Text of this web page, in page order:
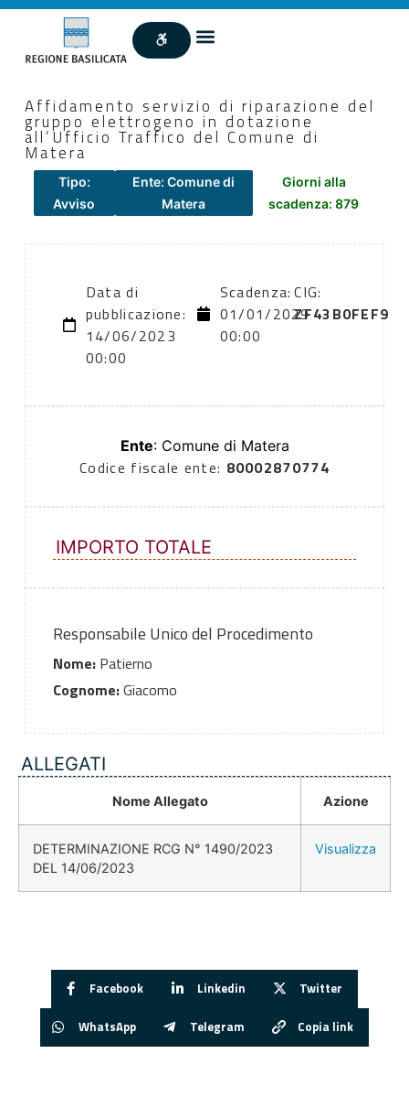
Affidamento servizio di riparazione del
gruppo elettrogeno in dotazione
all’Ufficio Traffico del Comune di
Matera
Tipo:
Avviso
Ente: Comune di
Matera
Giorni alla
scadenza: 879
Data di
pubblicazione:
14/06/2023
00:00
Scadenza:
01/01/2029
00:00
CIG:
ZF43B0FEF9
Ente: Comune di Matera
Codice fiscale ente: 80002870774
IMPORTO TOTALE
Responsabile Unico del Procedimento
Nome:Patierno
Cognome:Giacomo
ALLEGATI
Nome Allegato Azione
DETERMINAZIONE RCG N° 1490/2023
DEL 14/06/2023
Visualizza
Facebook Linkedin Twitter
WhatsApp Telegram Copia link